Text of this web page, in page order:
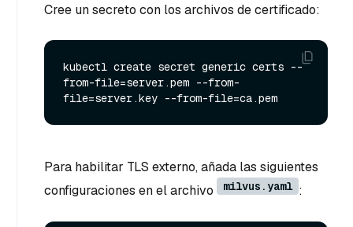
Cree un secreto con los archivos de certificado:
kubectl create secret generic certs --
from-file=server.pem --from-
Para habilitar TLS externo, añada las siguientes
configuraciones en el archivo
milvus.yaml :